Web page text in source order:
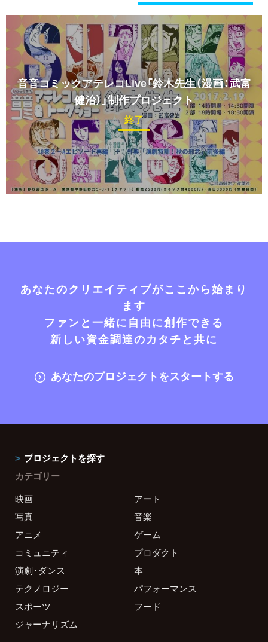
音音コミックアテレコLive「鈴木先生（漫画：武富
健治）」制作プロジェクト
終了
あなたのクリエイティブがここから始まり
ます
ファンと一緒に自由に創作できる
新しい資金調達のカタチと共に
あなたのプロジェクトをスタートする
プロジェクトを探す
カテゴリー
映画
アート
写真
音楽
アニメ
ゲーム
コミュニティ
プロダクト
演劇・ダンス
本
テクノロジー
パフォーマンス
スポーツ
フード
ジャーナリズム